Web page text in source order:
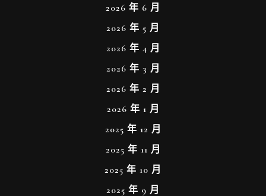
2026 年 6 月
2026 年 5 月
2026 年 4 月
2026 年 3 月
2026 年 2 月
2026 年 1 月
2025 年 12 月
2025 年 11 月
2025 年 10 月
2025 年 9 月